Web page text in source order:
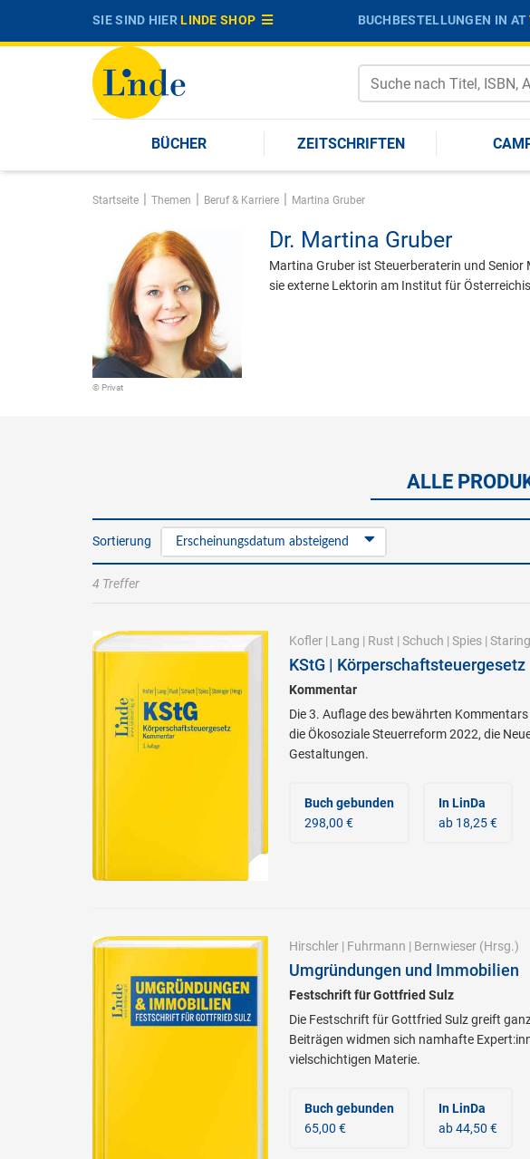
SIE SIND HIERLINDE SHOP BUCHBESTELLUNGEN IN AT
BÜCHER ZEITSCHRIFTEN
Startseite | Themen | Beruf & Karriere | Martina Gruber
© Privat
Dr. Martina Gruber
Martina Gruber ist Steuerberaterin und
sie externe Lektorin am Institut für
ALLE
Sortierung Erscheinungsdatum absteigend
4 Treffer
Kofler| Lang | Rust | Schuch | Spies|
KStG | Körperschaftsteuergesetz
Kommentar
Die 3. Auflage des bewährten
die Ökosoziale Steuerreform 2022, die
Gestaltungen.
Buch gebunden
298,00 €
In LinDa
ab 18,25 €
Hirschler| Fuhrmann | Bernwieser(Hrsg.)
Umgründungen und Immobilien
Festschrift für Gottfried Sulz
Die Festschrift für Gottfried Sulz greift
Beiträgen widmen sich namhafte
vielschichtigen Materie.
Buch gebunden
65,00 €
In LinDa
ab 44,50 €